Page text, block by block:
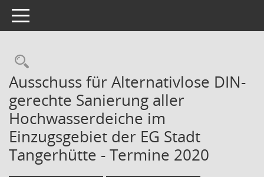
Toggle navigation
Rechercheauswahl
Ausschuss für Alternativlose DIN-
gerechte Sanierung aller
Hochwasserdeiche im
Einzugsgebiet der EG Stadt
Tangerhütte - Termine 2020